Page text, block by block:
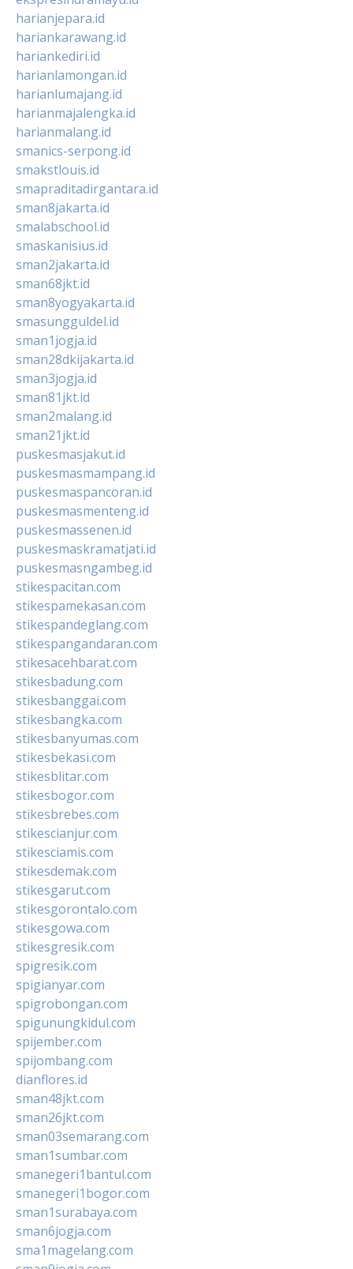
harianjepara.id
hariankarawang.id
hariankediri.id
harianlamongan.id
harianlumajang.id
harianmajalengka.id
harianmalang.id
smanics-serpong.id
smakstlouis.id
smapraditadirgantara.id
sman8jakarta.id
smalabschool.id
smaskanisius.id
sman2jakarta.id
sman68jkt.id
sman8yogyakarta.id
smasungguldel.id
sman1jogja.id
sman28dkijakarta.id
sman3jogja.id
sman81jkt.id
sman2malang.id
sman21jkt.id
puskesmasjakut.id
puskesmasmampang.id
puskesmaspancoran.id
puskesmasmenteng.id
puskesmassenen.id
puskesmaskramatjati.id
puskesmasngambeg.id
stikespacitan.com
stikespamekasan.com
stikespandeglang.com
stikespangandaran.com
stikesacehbarat.com
stikesbadung.com
stikesbanggai.com
stikesbangka.com
stikesbanyumas.com
stikesbekasi.com
stikesblitar.com
stikesbogor.com
stikesbrebes.com
stikescianjur.com
stikesciamis.com
stikesdemak.com
stikesgarut.com
stikesgorontalo.com
stikesgowa.com
stikesgresik.com
spigresik.com
spigianyar.com
spigrobongan.com
spigunungkidul.com
spijember.com
spijombang.com
dianflores.id
sman48jkt.com
sman26jkt.com
sman03semarang.com
sman1sumbar.com
smanegeri1bantul.com
smanegeri1bogor.com
sman1surabaya.com
sman6jogja.com
sma1magelang.com